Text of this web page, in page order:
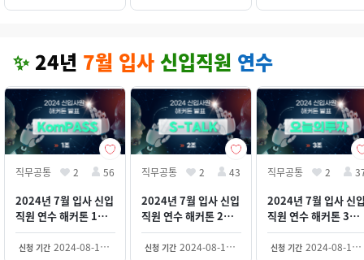
✨ 24년 7월 입사 신입직원 연수
직무공통 2 56
2024년 7월 입사 신입
직원 연수 해커톤 1조 -
당신의 투자 나침반,
KomPASS
신청 기간 2024-08-18~2030-12-31
직무공통 2 43
2024년 7월 입사 신입
직원 연수 해커톤 2조 -
S-TALK
신청 기간 2024-08-17~2030-12-31
직무공통 2
2024년 7월 입사 신
직원 연수 해커톤 3조
오늘의 투자
신청 기간 2024-08-16~2030-12-31